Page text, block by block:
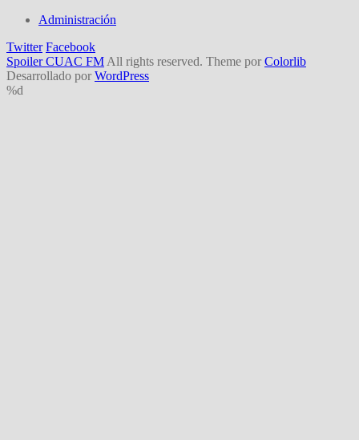
Administración
Twitter Facebook
Spoiler CUAC FM All rights reserved. Theme por Colorlib
Desarrollado por WordPress
%d